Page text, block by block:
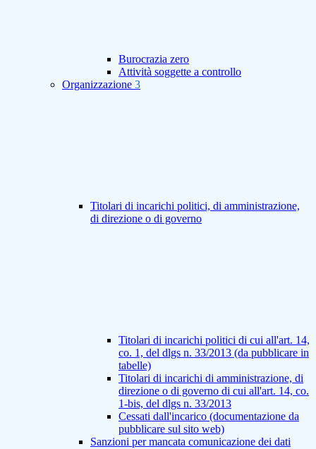
Burocrazia zero
Attività soggette a controllo
Organizzazione 3
Titolari di incarichi politici, di amministrazione,
di direzione o di governo
Titolari di incarichi politici di cui all'art. 14,
co. 1, del dlgs n. 33/2013 (da pubblicare in
tabelle)
Titolari di incarichi di amministrazione, di
direzione o di governo di cui all'art. 14, co.
1-bis, del dlgs n. 33/2013
Cessati dall'incarico (documentazione da
pubblicare sul sito web)
Sanzioni per mancata comunicazione dei dati